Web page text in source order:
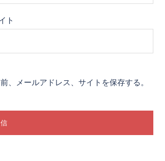
ト
、メールアドレス、サイトを保存する。